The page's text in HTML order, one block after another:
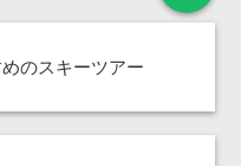
のスキーツアー